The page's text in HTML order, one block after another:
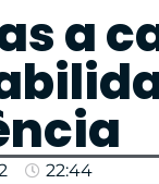
a
22:44